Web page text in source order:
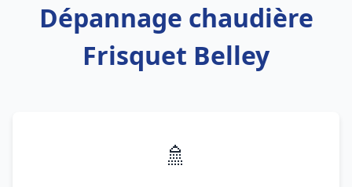
Dépannage chaudière
Frisquet Belley
🚿